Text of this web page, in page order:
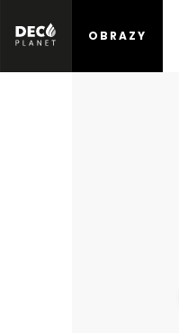
OBRAZY